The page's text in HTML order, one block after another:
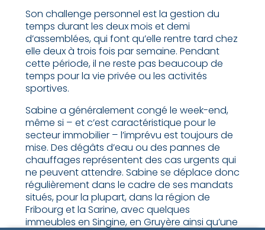
Son challenge personnel est la gestion du
temps durant les deux mois et demi
d’assemblées, qui font qu’elle rentre tard chez
elle deux à trois fois par semaine. Pendant
cette période, il ne reste pas beaucoup de
temps pour la vie privée ou les activités
sportives.
Sabine a généralement congé le week-end,
même si – et c’est caractéristique pour le
secteur immobilier – l’imprévu est toujours de
mise. Des dégâts d’eau ou des pannes de
chauffages représentent des cas urgents qui
ne peuvent attendre. Sabine se déplace donc
régulièrement dans le cadre de ses mandats
situés, pour la plupart, dans la région de
Fribourg et la Sarine, avec quelques
immeubles en Singine, en Gruyère ainsi qu’une